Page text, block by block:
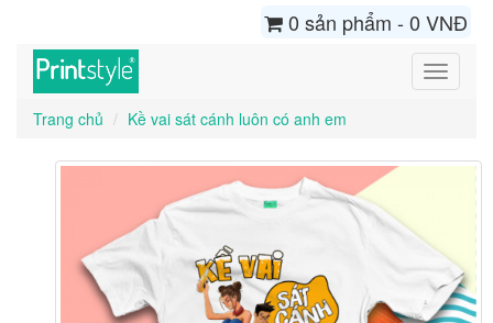
0 sản phẩm - 0 VNĐ
Toggle
Trang chủ
Kề vai sát cánh luôn có anh em